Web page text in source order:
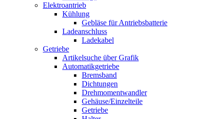
Elektroantrieb
Kühlung
Gebläse für Antriebsbatterie
Ladeanschluss
Ladekabel
Getriebe
Artikelsuche über Grafik
Automatikgetriebe
Bremsband
Dichtungen
Drehmomentwandler
Gehäuse/Einzelteile
Getriebe